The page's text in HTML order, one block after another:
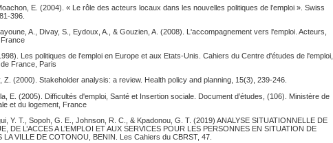
E. (2004). « Le rôle des acteurs locaux dans les nouvelles politiques de l’emploi ». Swiss
396.
A., Divay, S., Eydoux, A., & Gouzien, A. (2008). L'accompagnement vers l'emploi. Acteurs,
Les politiques de l'emploi en Europe et aux Etats-Unis. Cahiers du Centre d'études de l'emploi,
France, Paris
Z. (2000). Stakeholder analysis: a review. Health policy and planning, 15(3), 239-246.
E. (2005). Difficultés d'emploi, Santé et Insertion sociale. Document d’études, (106). Ministère de
et du logement, France
Y. T., Sopoh, G. E., Johnson, R. C., & Kpadonou, G. T. (2019) ANALYSE SITUATIONNELLE DE
DE L’ACCES A L’EMPLOI ET AUX SERVICES POUR LES PERSONNES EN SITUATION DE
LA VILLE DE COTONOU, BENIN. Les Cahiers du CBRST, 47.